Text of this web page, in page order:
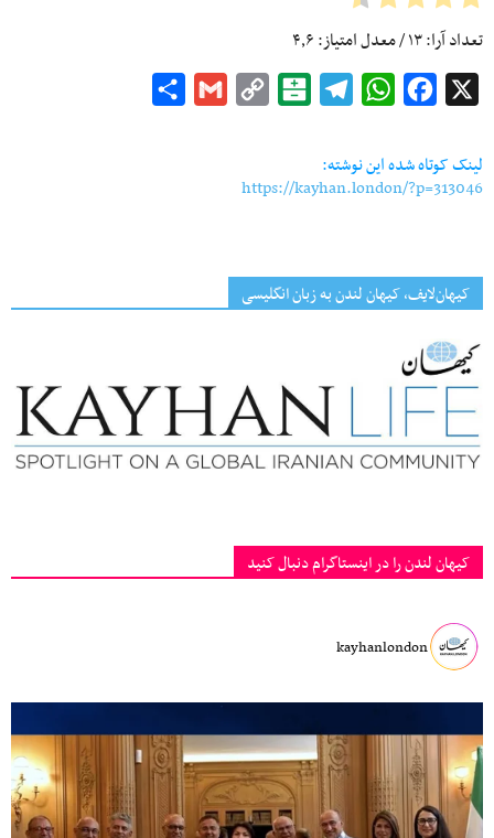
تعداد آرا:۱۳/ معدل امتیاز:۴٫۶
Facebook
WhatsApp
Telegram
Balatarin
Copy
Gmail
لینک کوتاه شده این نوشته:
https://kayhan.london/?p=313046
کیهان‌لایف، کیهان لندن به زبان انگلیسی
کیهان لندن را در اینستاگرام دنبال کنید
kayhanlondon